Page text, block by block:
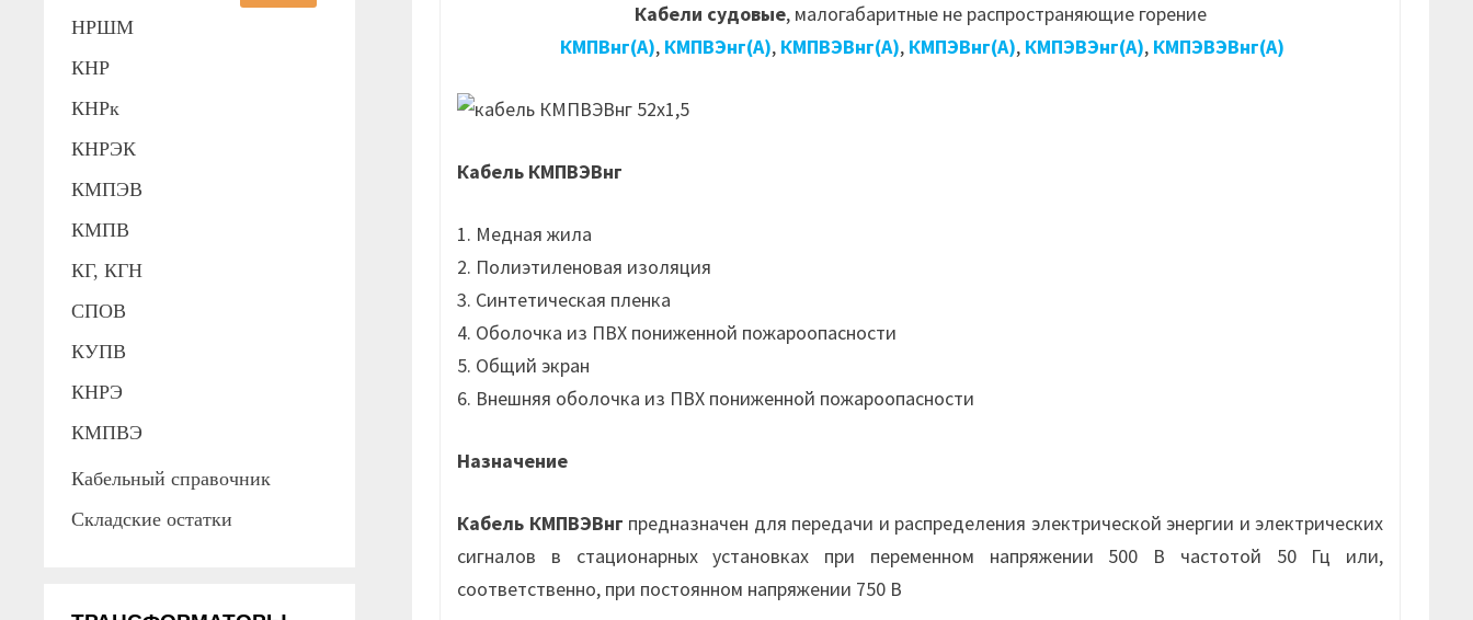
Кабели судовые, малогабаритные не распространяющие горение
КМПВнг(А), КМПВЭнг(А), КМПВЭВнг(А), КМПЭВнг(А), КМПЭВЭнг(А), КМПЭВЭВнг(А)
Кабель КМПВЭВнг
1. Медная жила
2. Полиэтиленовая изоляция
3. Синтетическая пленка
4. Оболочка из ПВХ пониженной пожароопасности
5. Общий экран
6. Внешняя оболочка из ПВХ пониженной пожароопасности
Назначение
Кабель КМПВЭВнг предназначен для передачи и распределения электрической энергии и электрических
сигналов в стационарных установках при переменном напряжении 500 В частотой 50 Гц или,
соответственно, при постоянном напряжении 750 В
НРШМ
КНР
КНРк
КНРЭК
КМПЭВ
КМПВ
КГ, КГН
СПОВ
КУПВ
КНРЭ
КМПВЭ
Кабельный справочник
Складские остатки